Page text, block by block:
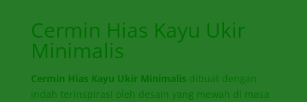
Cermin Hias Kayu Ukir
Minimalis
Cermin Hias Kayu Ukir Minimalis dibuat dengan
indah terinspirasi oleh desain yang mewah di masa